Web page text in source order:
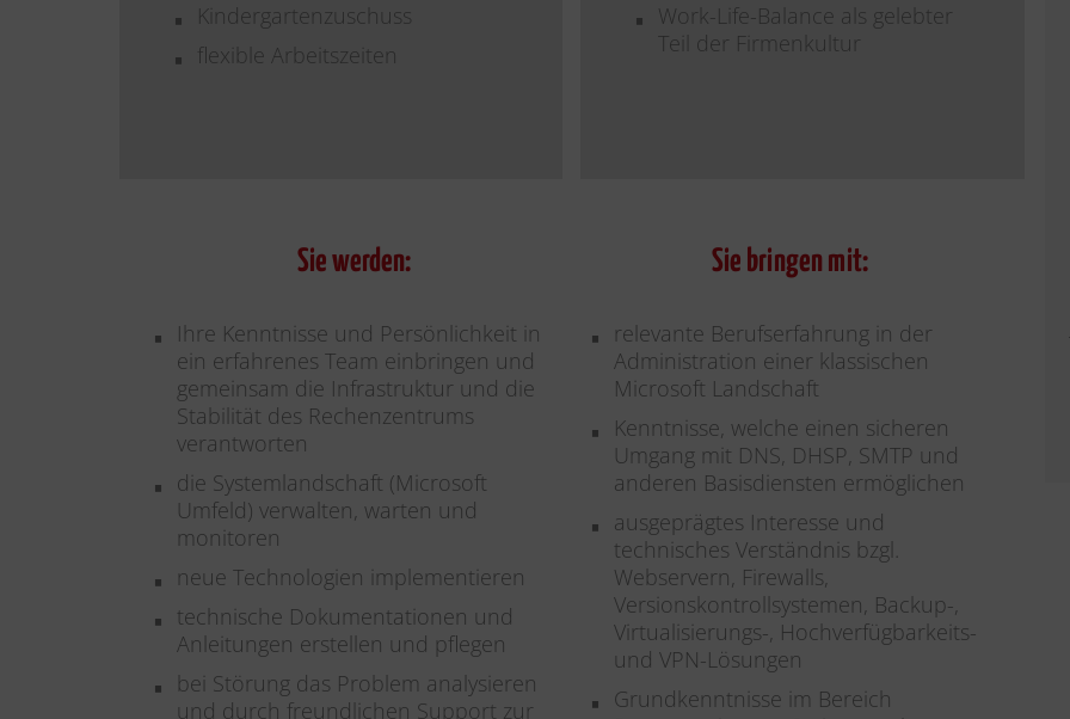
Kindergartenzuschuss
flexible Arbeitszeiten
Work-Life-Balance als gelebter
Teil der Firmenkultur
Sie werden:
Ihre Kenntnisse und Persönlichkeit in
ein erfahrenes Team einbringen und
gemeinsam die Infrastruktur und die
Stabilität des Rechenzentrums
verantworten
die Systemlandschaft (Microsoft
Umfeld) verwalten, warten und
monitoren
neue Technologien implementieren
technische Dokumentationen und
Anleitungen erstellen und pflegen
bei Störung das Problem analysieren
und durch freundlichen Support zur
Sie bringen mit:
relevante Berufserfahrung in der
Administration einer klassischen
Microsoft Landschaft
Kenntnisse, welche einen sicheren
Umgang mit DNS, DHSP, SMTP und
anderen Basisdiensten ermöglichen
ausgeprägtes Interesse und
technisches Verständnis bzgl.
Webservern, Firewalls,
Versionskontrollsystemen, Backup-,
Virtualisierungs-, Hochverfügbarkeits-
und VPN-Lösungen
Grundkenntnisse im Bereich